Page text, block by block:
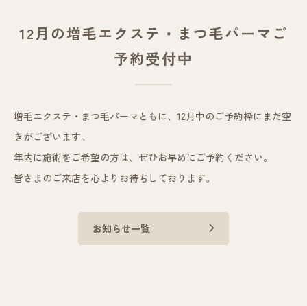
12月の増毛エクステ・まつ毛パーマご
予約受付中
増毛エクステ・まつ毛パーマともに、12月中のご予約枠にまだ空
きがございます。
年内に施術をご希望の方は、ぜひお早めにご予約ください。
皆さまのご来店を心よりお待ちしております。
お知らせ一覧